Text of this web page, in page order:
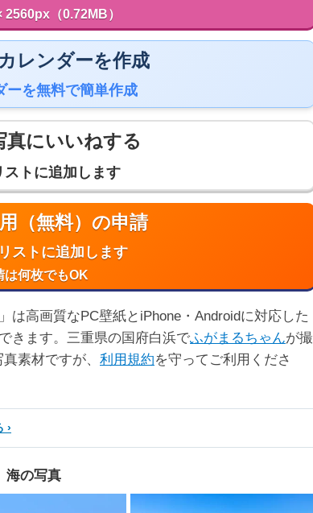
2560px（0.72MB）
レンダーを作成
ーを無料で簡単作成
真にいいねする
ストに追加します
（無料）の申請
ストに追加します
は何枚でもOK
は高画質なPC壁紙とiPhone・Androidに対応した
きます。三重県の国府白浜でふがまるちゃんが撮
素材ですが、 利用規約を守ってご利用くださ
海の写真